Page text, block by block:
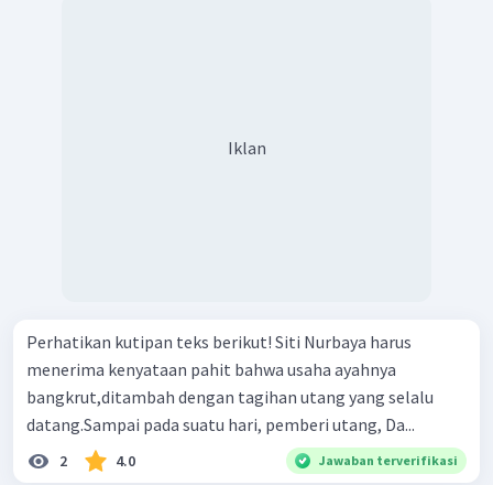
Iklan
Perhatikan kutipan teks berikut! Siti Nurbaya harus
menerima kenyataan pahit bahwa usaha ayahnya
bangkrut,ditambah dengan tagihan utang yang selalu
datang.Sampai pada suatu hari, pemberi utang, Da...
2 4.0 Jawaban terverifikasi